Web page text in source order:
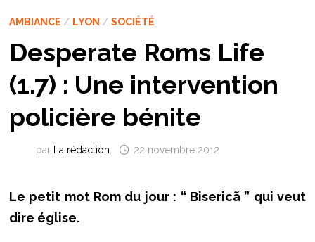
AMBIANCE / LYON / SOCIÉTÉ
Desperate Roms Life
(1.7) : Une intervention
policière bénite
par La rédaction 22 novembre 2012
Le petit mot Rom du jour : “ Bisericã ” qui veut
dire église.